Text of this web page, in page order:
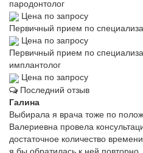
пародонтолог
Цена по запросу
Первичный прием по
Цена по запросу
Первичный прием по
имплантолог
Цена по запросу
Последний отзыв
Галина
Выбирала я врача тоже по
Валериевна провела
достаточное количество
я бы обратилась к ней повторно.